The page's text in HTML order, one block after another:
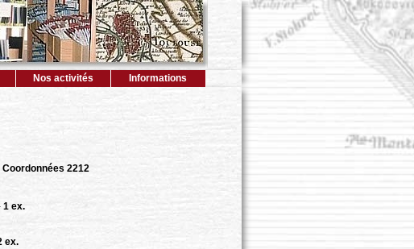
Nos activités Informations
Coordonnées 2212
1 ex.
ex.